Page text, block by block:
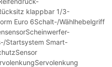
klappbar 1/3-
Euro 6Schalt-/Wählhebelgriff
Startsystem Smart-